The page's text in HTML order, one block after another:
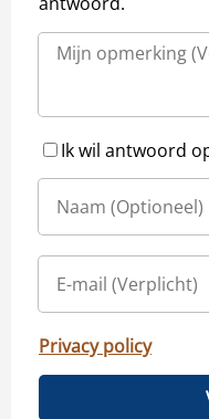
Ik wil antwoord
Privacy policy